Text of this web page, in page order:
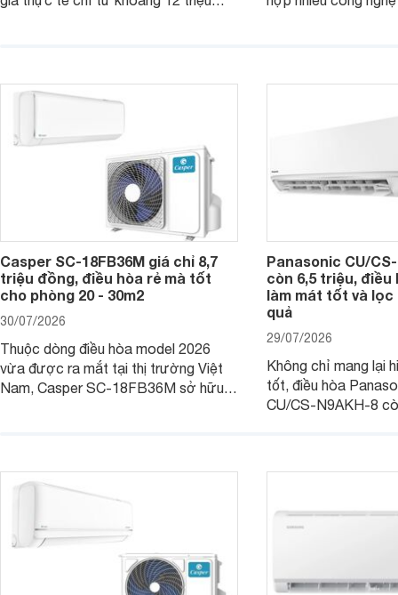
Casper SC-18FB36M giá chỉ 8,7
triệu đồng, điều hòa rẻ mà tốt
cho phòng 20 - 30m2
30/07/2026
Thuộc dòng điều hòa model 2026
vừa được ra mắt tại thị trường Việt
Nam, Casper SC-18FB36M sở hữu
nhiều tính năng và công nghệ hiện đại.
Panasonic CU/
còn 6,5 triệu, điều
làm mát tốt và lọc
quả
29/07/2026
Không chỉ mang lại
tốt, điều hòa
CU/CS-N9AKH-8